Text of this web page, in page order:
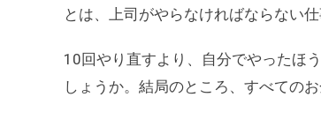
とは、上司がやらなければならない
10回やり直すより、自分でやったほ
しょうか。結局のところ、すべての